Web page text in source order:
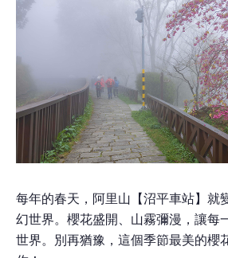
每年的春天，阿里山【沼平車站】就
幻世界。櫻花盛開、山霧彌漫，讓每
世界。別再猶豫，這個季節最美的櫻